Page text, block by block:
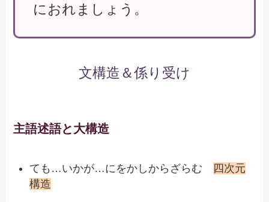
におれましょう。
文構造＆係り受け
主語述語と大構造
ても…いかが…にをかしからざらむ
四次元
構造